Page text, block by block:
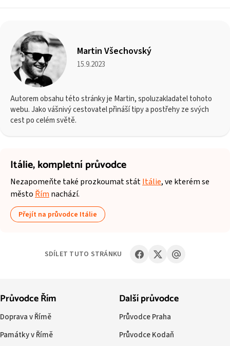
Martin Všechovský
15.9.2023
Autorem obsahu této stránky je Martin, spoluzakladatel tohoto
webu. Jako vášnivý cestovatel přináší tipy a postřehy ze svých
cest po celém světě.
Itálie,kompletní průvodce
Nezapomeňte také prozkoumat státItálie, ve kterém se
město Řím nachází.
Přejít na průvodce Itálie
SDÍLET TUTO STRÁNKU
Průvodce Řím
Doprava v Římě
Památky v Římě
Další průvodce
Průvodce Praha
Průvodce Kodaň